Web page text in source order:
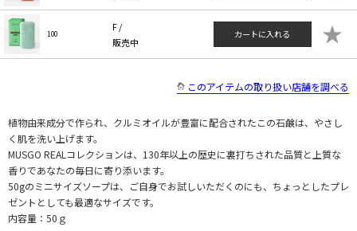
100
F /
販売中
カートに入れる ★
このアイテムの取り扱い店舗を調べる
植物由来成分で作られ、クルミオイルが豊富に配合されたこの石鹸は、やさし
く肌を洗い上げます。
MUSGO REALコレクションは、130年以上の歴史に裏打ちされた品質と上質な
香りであなたの毎日に寄り添います。
50gのミニサイズソープは、ご自身でお試しいただくのにも、ちょっとしたプレ
ゼントとしても最適なサイズです。
内容量：50ｇ